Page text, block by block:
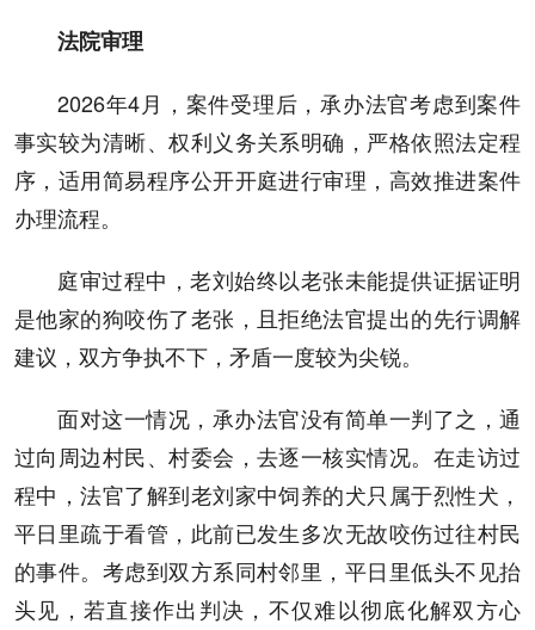
法院审理
2026年4月，案件受理后，承办法官考虑到案件
事实较为清晰、权利义务关系明确，严格依照法定程
序，适用简易程序公开开庭进行审理，高效推进案件
办理流程。
庭审过程中，老刘始终以老张未能提供证据证明
是他家的狗咬伤了老张，且拒绝法官提出的先行调解
建议，双方争执不下，矛盾一度较为尖锐。
面对这一情况，承办法官没有简单一判了之，通
过向周边村民、村委会，去逐一核实情况。在走访过
程中，法官了解到老刘家中饲养的犬只属于烈性犬，
平日里疏于看管，此前已发生多次无故咬伤过往村民
的事件。考虑到双方系同村邻里，平日里低头不见抬
头见，若直接作出判决，不仅难以彻底化解双方心